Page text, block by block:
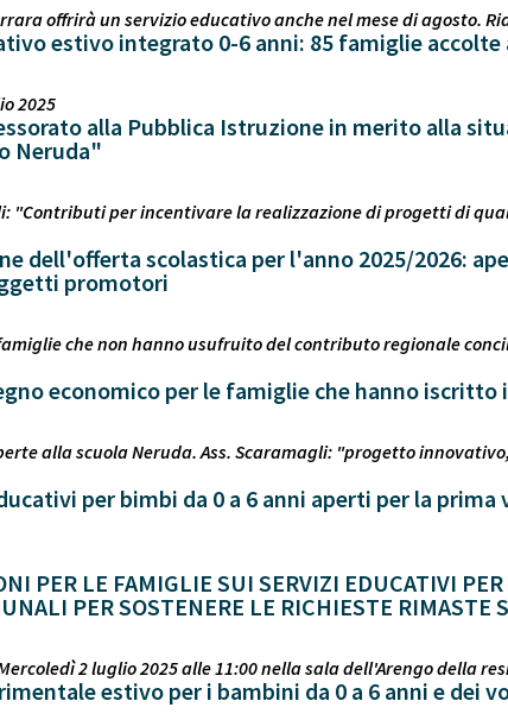
offrirà un servizio educativo anche nel mese di agosto.
estivo integrato 0-6 anni: 85 famiglie
2025
alla Pubblica Istruzione in merito alla
Neruda"
"Contributi per incentivare la realizzazione di progetti di
dell'offerta scolastica per l'anno 2025/2026:
promotori
famiglie che non hanno usufruito del contributo regionale
economico per le famiglie che hanno
alla scuola Neruda. Ass. Scaramagli: "progetto
per bimbi da 0 a 6 anni aperti per la
PER LE FAMIGLIE SUI SERVIZI EDUCATIVI
PER SOSTENERE LE RICHIESTE RIMASTE
- Mercoledì 2 luglio 2025 alle 11:00 nella sala dell'Arengo della
estivo per i bambini da 0 a 6 anni e dei